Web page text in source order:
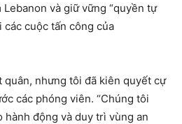
và giữ vững “quyền tự
các cuộc tấn công của
quân, nhưng tôi đã kiên quyết cự
các phóng viên. “Chúng tôi
động và duy trì vùng an